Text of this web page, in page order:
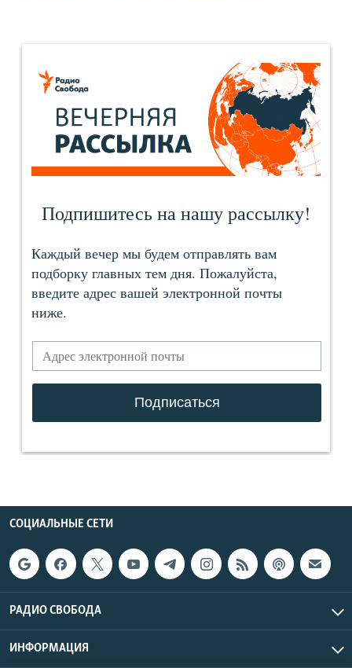
СОЦИАЛЬНЫЕ СЕТИ
РАДИО СВОБОДА
ИНФОРМАЦИЯ